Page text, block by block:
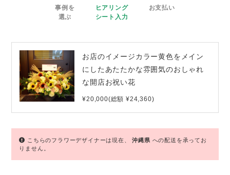
事例を
選ぶ
ヒアリング
シート入力
お支払い
お店のイメージカラー黄色をメイン
にしたあたたかな雰囲気のおしゃれ
な開店お祝い花
¥20,000(総額 ¥24,360)
こちらのフラワーデザイナーは現在、沖縄県 への配送を承ってお
りません。